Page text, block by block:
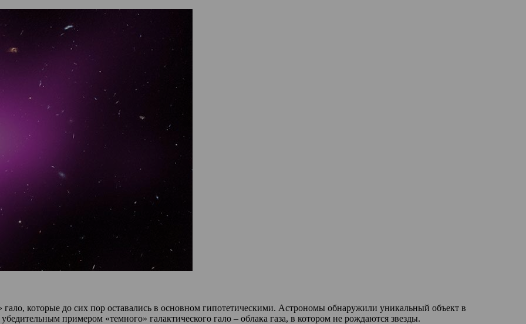
которые до сих пор оставались в основном гипотетическими. Астрономы обнаружили уникальный объект в
примером «темного» галактического гало – облака газа, в котором не рождаются звезды.